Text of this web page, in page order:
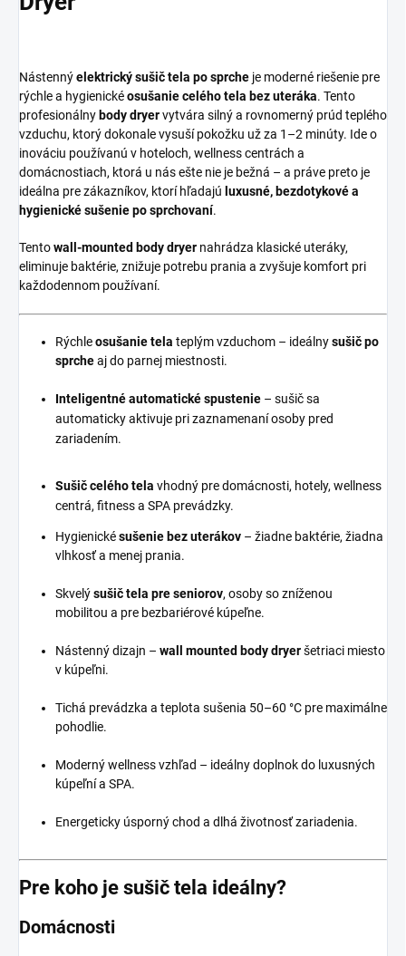
Nástennýelektrický sušič tela po sprche je moderné riešenie pre
rýchle a hygienickéosušanie celého tela bez uteráka. Tento
profesionálny body dryervytvára silný a rovnomerný prúd teplého
vzduchu, ktorý dokonale vysuší pokožku už za 1–2 minúty. Ide o
inováciu používanú v hoteloch, wellness centrách a
domácnostiach, ktorá u nás ešte nie je bežná – a práve preto je
ideálna pre zákazníkov, ktorí hľadajú luxusné, bezdotykové a
hygienické sušenie po sprchovaní.
Tentowall-mounted body dryer nahrádza klasické uteráky,
eliminuje baktérie, znižuje potrebu prania a zvyšuje komfort pri
každodennom používaní.
Rýchleosušanie tela teplým vzduchom – ideálnysušič po
sprcheaj do parnej miestnosti.
Inteligentné automatické spustenie – sušič sa
automaticky aktivuje pri zaznamenaní osoby pred
zariadením.
Sušič celého tela vhodný pre domácnosti, hotely, wellness
centrá, fitness a SPA prevádzky.
Hygienickésušenie bez uterákov – žiadne baktérie, žiadna
vlhkosť a menej prania.
Skvelýsušič tela pre seniorov, osoby so zníženou
mobilitou a pre bezbariérové kúpeľne.
Nástenný dizajn – wall mounted body dryeršetriaci miesto
v kúpeľni.
Tichá prevádzka a teplota sušenia 50–60 °C pre maximálne
pohodlie.
Moderný wellness vzhľad – ideálny doplnok do luxusných
kúpeľní a SPA.
Energeticky úsporný chod a dlhá životnosť zariadenia.
Pre koho je sušič tela ideálny?
Domácnosti